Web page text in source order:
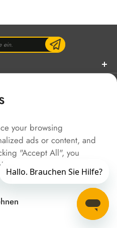
URHEBERRECHT @SOLAX POWER
your browsing
ads or content, and
"Accept All", you